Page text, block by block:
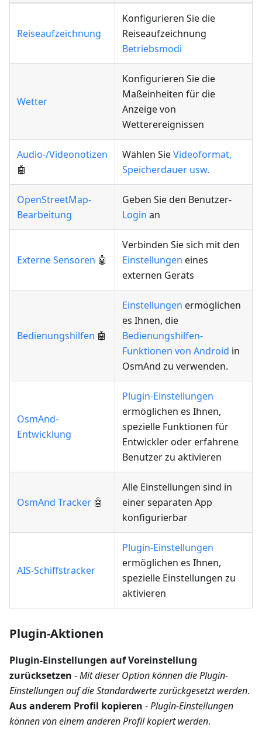
Reiseaufzeichnung
Konfigurieren Sie die
Reiseaufzeichnung
Betriebsmodi
Wetter
Konfigurieren Sie die
Maßeinheiten für die
Anzeige von
Wetterereignissen
Audio-/Videonotizen
🤖
Wählen SieVideoformat,
Speicherdauer usw.
OpenStreetMap-
Bearbeitung
Geben Sie den Benutzer-
Login an
Externe Sensoren 🤖
Verbinden Sie sich mit den
Einstellungen eines
externen Geräts
Bedienungshilfen 🤖
Einstellungen ermöglichen
es Ihnen, die
Bedienungshilfen-
Funktionen von Android in
OsmAnd zu verwenden.
OsmAnd-
Entwicklung
Plugin-Einstellungen
ermöglichen es Ihnen,
spezielle Funktionen für
Entwickler oder erfahrene
Benutzer zu aktivieren
OsmAnd Tracker 🤖
Alle Einstellungen sind in
einer separaten App
konfigurierbar
AIS-Schiffstracker
Plugin-Einstellungen
ermöglichen es Ihnen,
spezielle Einstellungen zu
aktivieren
Plugin-Aktionen
Plugin-Einstellungen auf Voreinstellung
zurücksetzen -Mit dieser Option können die Plugin-
Einstellungen auf die Standardwerte zurückgesetzt werden.
Aus anderem Profil kopieren -Plugin-Einstellungen
können von einem anderen Profil kopiert werden.